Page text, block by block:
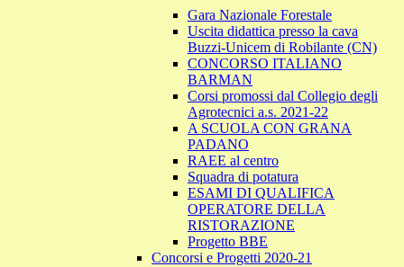
Gara Nazionale Forestale
Uscita didattica presso la cava
Buzzi-Unicem di Robilante (CN)
CONCORSO ITALIANO
BARMAN
Corsi promossi dal Collegio degli
Agrotecnici a.s. 2021-22
A SCUOLA CON GRANA
PADANO
RAEE al centro
Squadra di potatura
ESAMI DI QUALIFICA
OPERATORE DELLA
RISTORAZIONE
Progetto BBE
Concorsi e Progetti 2020-21